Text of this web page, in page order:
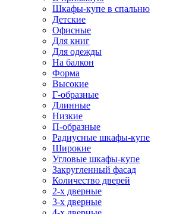
Шкафы-купе в спальню
Детские
Офисные
Для книг
Для одежды
На балкон
Форма
Высокие
Г-образные
Длинные
Низкие
П-образные
Радиусные шкафы-купе
Широкие
Угловые шкафы-купе
Закругленный фасад
Количество дверей
2-х дверные
3-х дверные